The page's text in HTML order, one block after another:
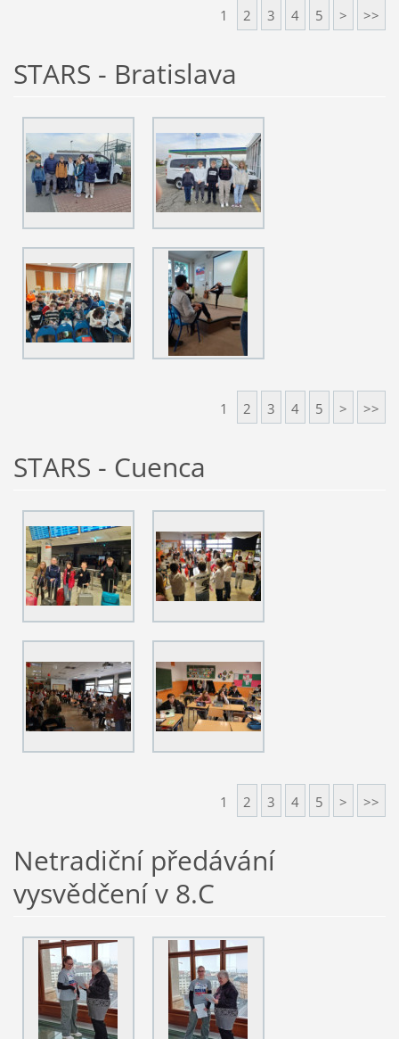
1 2 3 4 5 > >>
STARS - Bratislava
1 2 3 4 5 > >>
STARS - Cuenca
1 2 3 4 5 > >>
Netradiční předávání
vysvědčení v 8.C